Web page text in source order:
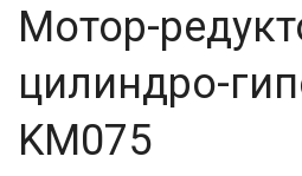
Мотор-
цилиндро-
KM075